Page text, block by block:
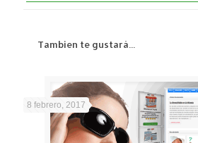
Tambien te gustará...
8 febrero, 2017